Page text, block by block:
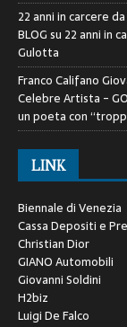
22 anni in carcere
BLOGsu 22 anni in
Gulotta
Franco Califano
Celebre Artista -
un poeta con
LINK
Biennale di Venezia
Cassa Depositi e
Christian Dior
GIANO Automobili
Giovanni Soldini
H2biz
Luigi De Falco